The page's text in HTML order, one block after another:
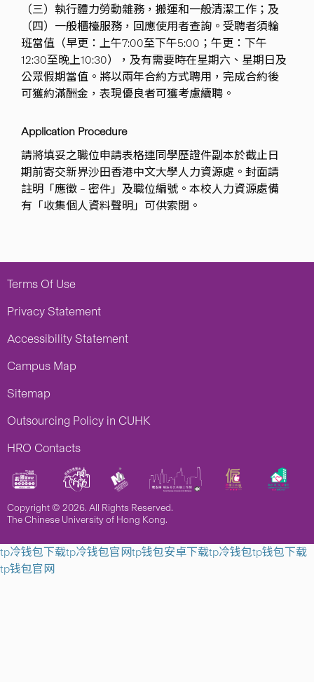
（三）執行體力勞動雜務，搬運和一般清潔工作；及
（四）一般櫃檯服務，回應使用者查詢。受聘者須輪
班當值（早更：上午7:00至下午5:00；午更：下午
12:30至晚上10:30），及有需要時在星期六、星期日及
公眾假期當值。將以兩年合約方式聘用，完成合約後
可獲約滿酬金，表現優良者可獲考慮續聘。
Application Procedure
請將填妥之職位申請表格連同學歷證件副本於截止日
期前寄交新界沙田香港中文大學人力資源處。封面請
註明「應徵 – 密件」及職位編號。本校人力資源處備
有「收集個人資料聲明」可供索閱。
Terms Of Use
Privacy Statement
Accessibility Statement
Campus Map
Sitemap
Outsourcing Policy in CUHK
HRO Contacts
Copyright © 2026. All Rights Reserved.
The Chinese University of Hong Kong.
tp冷钱包下载tp冷钱包官网tp钱包安卓下载tp冷钱包tp钱包下载
tp钱包官网